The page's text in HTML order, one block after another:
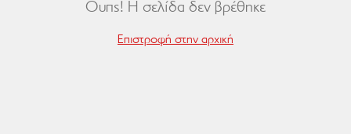
Ουπς! Η σελίδα δεν βρέθηκε
Επιστροφή στην αρχική